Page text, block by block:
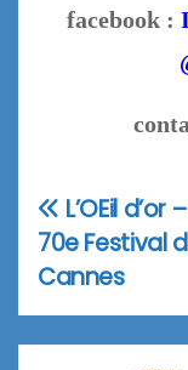
facebook :
de
l’article
L’OEil d’or –
70e Festival
Cannes